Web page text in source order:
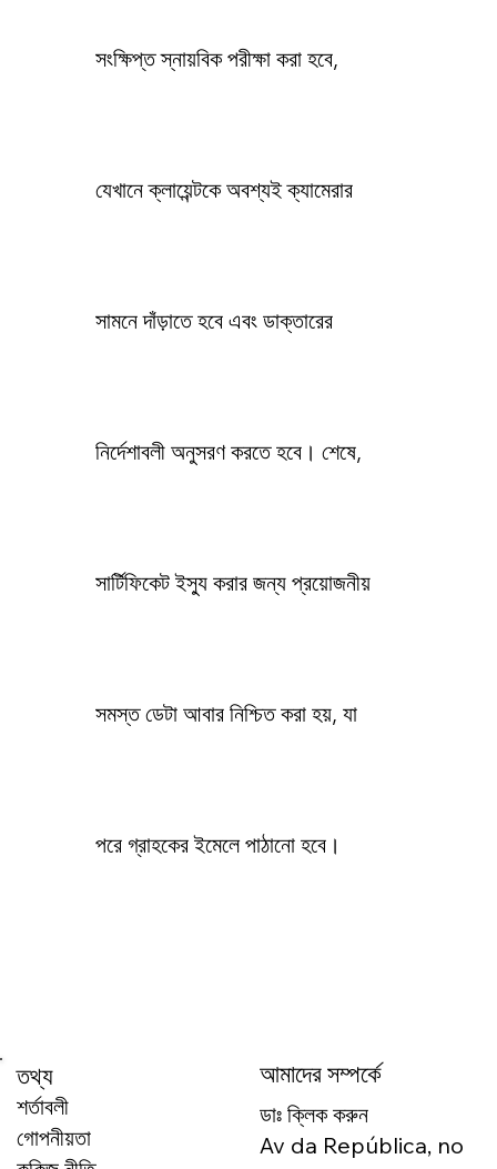
সংক্ষিপ্ত স্নায়বিক পরীক্ষা করা হবে,
যেখানে ক্লায়েন্টকে অবশ্যই ক্যামেরার
সামনে দাঁড়াতে হবে এবং ডাক্তারের
নির্দেশাবলী অনুসরণ করতে হবে। শেষে,
সার্টিফিকেট ইস্যু করার জন্য প্রয়োজনীয়
সমস্ত ডেটা আবার নিশ্চিত করা হয়, যা
পরে গ্রাহকের ইমেলে পাঠানো হবে।
তথ্য
শর্তাবলী
গোপনীয়তা
আমাদের সম্পর্কে
ডাঃ ক্লিক করুন
Av da República, no